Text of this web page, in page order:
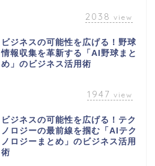
2038 view
ビジネスの可能性を広げる！野球
情報収集を革新する「AI野球まと
め」のビジネス活用術
1947 view
ビジネスの可能性を広げる！テク
ノロジーの最前線を掴む「AIテク
ノロジーまとめ」のビジネス活用
術